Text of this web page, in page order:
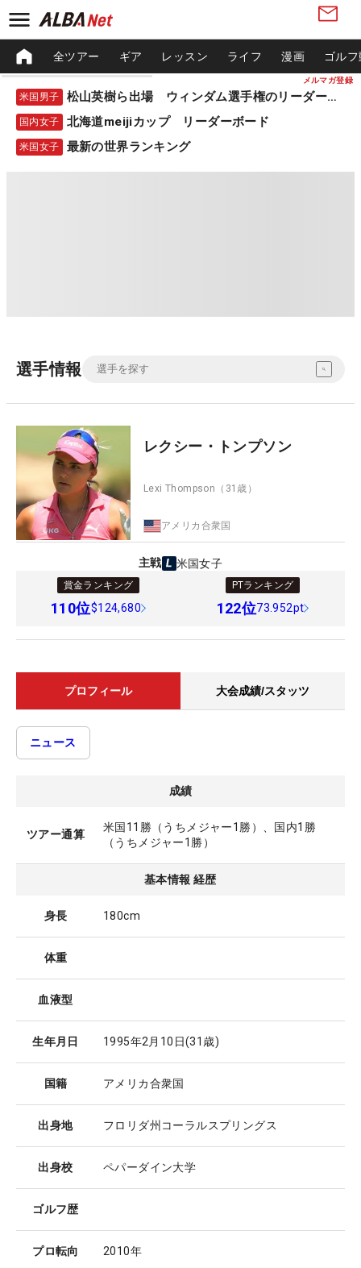
メルマガ登録
全ツアー ギア レッスン ライフ 漫画 ゴル
米国男子 松山英樹ら出場 ウィンダム選手権のリーダーボード
国内女子 北海道meijiカップ リーダーボード
米国女子 最新の世界ランキング
選手情報
レクシー・トンプソン
Lexi Thompson （31歳）
アメリカ合衆国
主戦 米国女子
賞金ランキング
110位$124,680
PTランキング
122位73.952pt
プロフィール 大会成績/スタッツ
ニュース
成績
ツアー通算
米国11勝（うちメジャー1勝）、国内1勝
（うちメジャー1勝）
基本情報 経歴
身長 180cm
体重
血液型
生年月日 1995年2月10日(31歳)
国籍 アメリカ合衆国
出身地 フロリダ州コーラルスプリングス
出身校 ペパーダイン大学
ゴルフ歴
プロ転向 2010年